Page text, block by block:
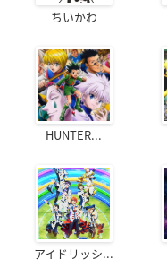
ちいかわ
HUNTER...
アイドリッシ...